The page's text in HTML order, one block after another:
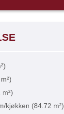
kjøkken (84.72 m²)